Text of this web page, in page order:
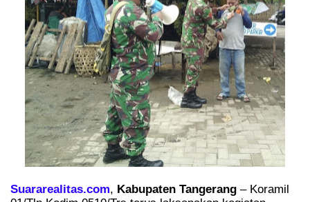
Suararealitas.com, Kabupaten Tangerang – Koramil